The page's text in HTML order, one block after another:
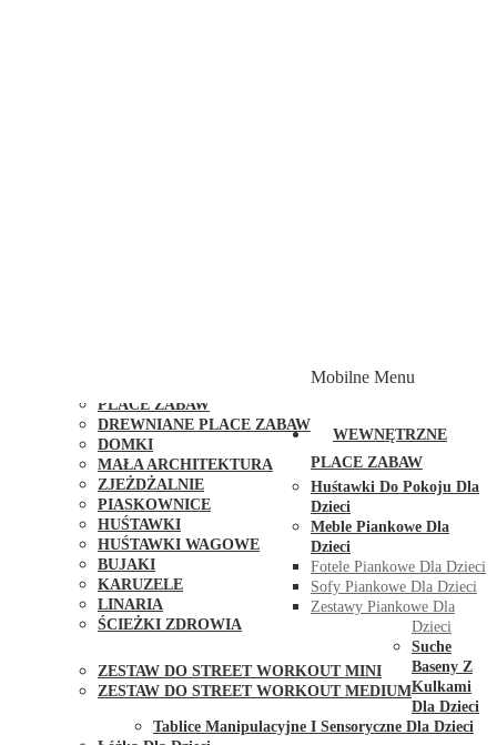
PLACE ZABAW
DREWNIANE PLACE ZABAW
DOMKI
MAŁA ARCHITEKTURA
ZJEŻDŻALNIE
PIASKOWNICE
HUŚTAWKI
HUŚTAWKI WAGOWE
BUJAKI
KARUZELE
LINARIA
ŚCIEŻKI ZDROWIA
ZESTAW DO STREET WORKOUT MINI
ZESTAW DO STREET WORKOUT MEDIUM
Mobilne Menu
WEWNĘTRZNE
PLACE ZABAW
Huśtawki Do Pokoju Dla
Dzieci
Meble Piankowe Dla
Dzieci
Fotele Piankowe Dla Dzieci
Sofy Piankowe Dla Dzieci
Zestawy Piankowe Dla
Dzieci
Suche
Baseny Z
Kulkami
Dla Dzieci
Tablice Manipulacyjne I Sensoryczne Dla Dzieci